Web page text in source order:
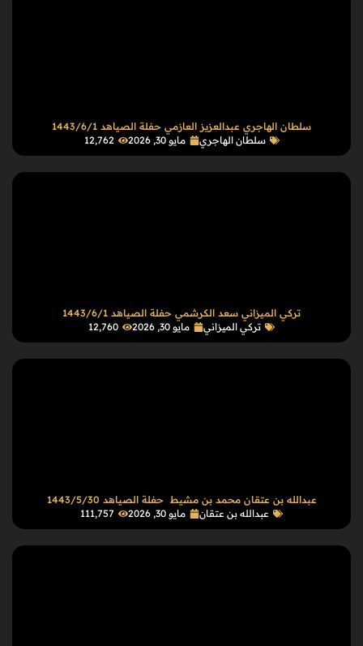
سلطان الهاجري عبدالعزيز العازمي حفلة الصياهد 1443/6/1
سلطان الهاجري
مايو 30, 2026 12٬762
تركي الميزاني سعد الكرشمي حفلة الصياهد 1443/6/1
تركي الميزاني
مايو 30, 2026 12٬760
عبدالله بن عتقان محمد بن مشيط حفلة الصياهد 1443/5/30
عبدالله بن عتقان
مايو 30, 2026 111٬757